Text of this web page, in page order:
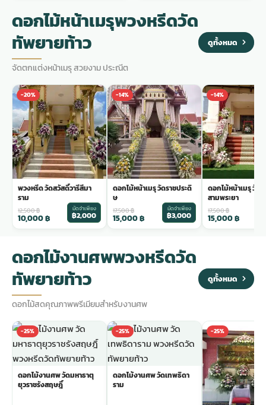
ดอกไม้หน้าเมรุพวงหรีดวัด
ทัพยายท้าว
จัดตกแต่งหน้าเมรุ สวยงาม ประณีต
ดูทั้งหมด
-20%
พวงหรีด วัดสวัสดิ์วารีสีมา
ราม
12,500฿
10,000฿
มัดจำเพียง
฿2,000
-14%
ดอกไม้หน้าเมรุ วัดราชประดิ
ษ
17,500฿
15,000฿
มัดจำเพียง
฿3,000
-14%
ดอกไม้หน้าเมรุ วัด
สามพระยา
17,500฿
15,000฿
ดอกไม้งานศพพวงหรีดวัด
ทัพยายท้าว
ดอกไม้สดคุณภาพพรีเมียมสำหรับงานศพ
ดูทั้งหมด
-25%
ดอกไม้งานศพ วัดมหาธาตุ
ยุวราชรังสฤษฎิ์
-25%
ดอกไม้งานศพ วัดเทพธิดา
ราม
-25%